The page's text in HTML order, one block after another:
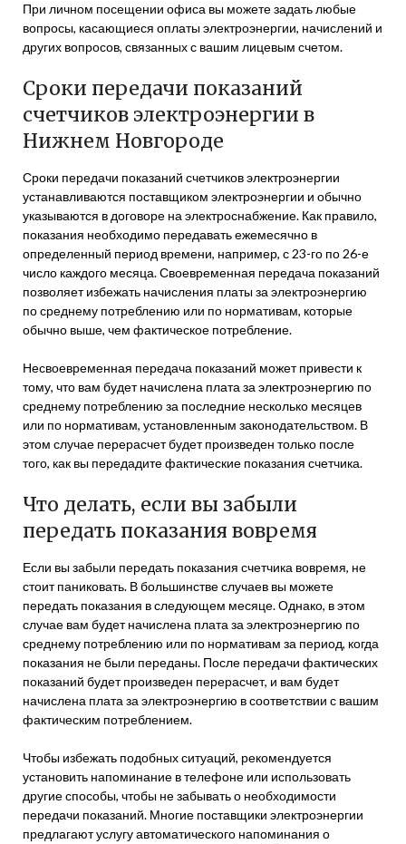
При личном посещении офиса вы можете задать любые
вопросы, касающиеся оплаты электроэнергии, начислений и
других вопросов, связанных с вашим лицевым счетом.
Сроки передачи показаний
счетчиков электроэнергии в
Нижнем Новгороде
Сроки передачи показаний счетчиков электроэнергии
устанавливаются поставщиком электроэнергии и обычно
указываются в договоре на электроснабжение. Как правило,
показания необходимо передавать ежемесячно в
определенный период времени, например, с 23-го по 26-е
число каждого месяца. Своевременная передача показаний
позволяет избежать начисления платы за электроэнергию
по среднему потреблению или по нормативам, которые
обычно выше, чем фактическое потребление.
Несвоевременная передача показаний может привести к
тому, что вам будет начислена плата за электроэнергию по
среднему потреблению за последние несколько месяцев
или по нормативам, установленным законодательством. В
этом случае перерасчет будет произведен только после
того, как вы передадите фактические показания счетчика.
Что делать, если вы забыли
передать показания вовремя
Если вы забыли передать показания счетчика вовремя, не
стоит паниковать. В большинстве случаев вы можете
передать показания в следующем месяце. Однако, в этом
случае вам будет начислена плата за электроэнергию по
среднему потреблению или по нормативам за период, когда
показания не были переданы. После передачи фактических
показаний будет произведен перерасчет, и вам будет
начислена плата за электроэнергию в соответствии с вашим
фактическим потреблением.
Чтобы избежать подобных ситуаций, рекомендуется
установить напоминание в телефоне или использовать
другие способы, чтобы не забывать о необходимости
передачи показаний. Многие поставщики электроэнергии
предлагают услугу автоматического напоминания о